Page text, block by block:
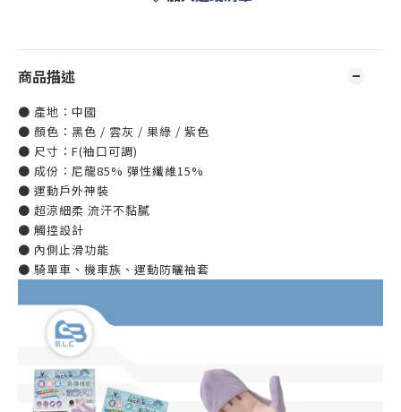
商品描述
● 產地：中國
● 顏色：黑色 / 雲灰 / 果綠 / 紫色
● 尺寸：F(袖口可調)
● 成份：尼龍85% 彈性纖維15%
● 運動戶外神裝
● 超涼細柔 流汗不黏膩
● 觸控設計
● 內側止滑功能
● 騎單車、機車族、運動防曬袖套